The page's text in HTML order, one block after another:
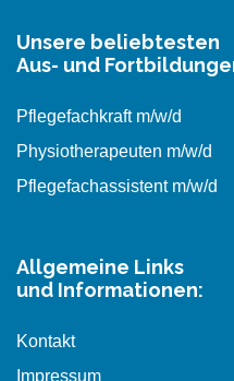
Unsere beliebtesten
Aus- und
Pflegefachkraft m/w/d
Physiotherapeuten m/w/d
Pflegefachassistent m/w/d
Allgemeine Links
und Informationen:
Kontakt
Impressum